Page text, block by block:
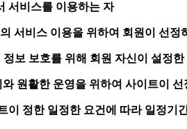
비스를 이용하는 자
비스 이용을 위하여 회원이 선정
보 보호를 위해 회원 자신이 설정한
원활한 운영을 위하여 사이트이 선
정한 일정한 요건에 따라 일정기